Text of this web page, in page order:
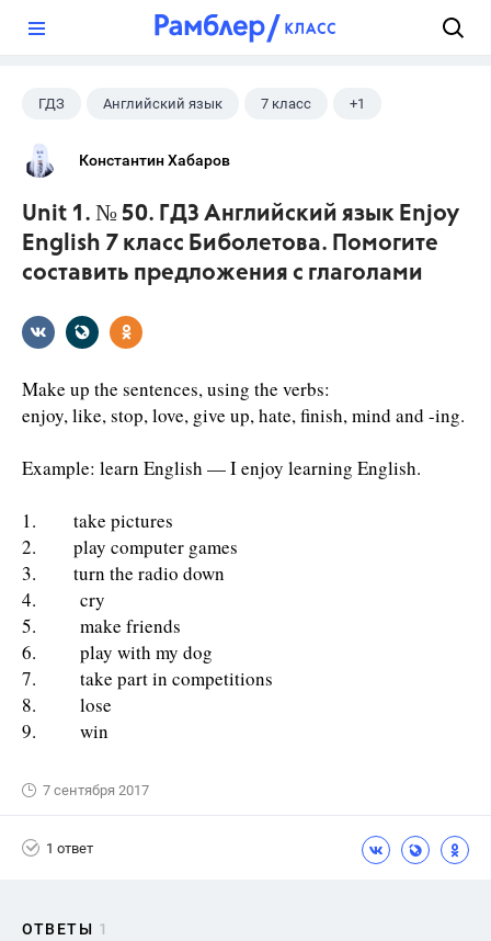
ГДЗ Английский язык 7 класс +1
Биболетова М. З.
Константин Хабаров
Unit 1. № 50. ГДЗ Английский язык Enjoy
English 7 класс Биболетова. Помогите
составить предложения с глаголами
Make up the sentences, using the verbs:
enjoy, like, stop, love, give up, hate, finish, mind and -ing.
Example: learn English — I enjoy learning English.
1. take pictures
2. play computer games
3. turn the radio down
4. cry
5. make friends
6. play with my dog
7. take part in competitions
8. lose
9. win
7 сентября 2017
1 ответ
ОТВЕТЫ 1